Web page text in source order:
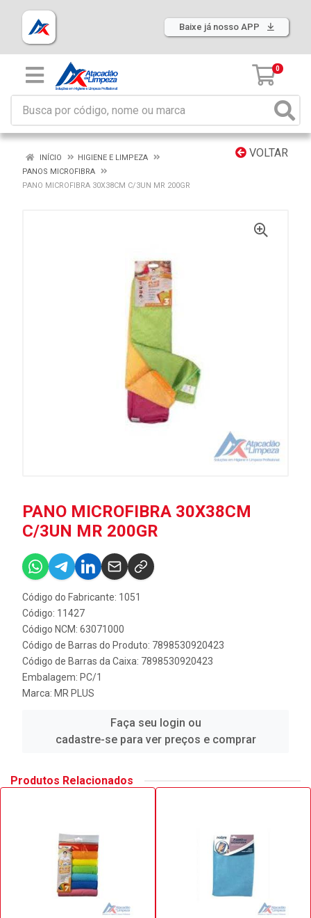
Baixe já nosso APP
0
VOLTAR
INÍCIO
HIGIENE E LIMPEZA
PANOS MICROFIBRA
PANO MICROFIBRA 30X38CM C/3UN MR 200GR
PANO MICROFIBRA 30X38CM
C/3UN MR 200GR
Código do Fabricante: 1051
Código: 11427
Código NCM: 63071000
Código de Barras do Produto: 7898530920423
Código de Barras da Caixa: 7898530920423
Embalagem: PC/1
Marca: MR PLUS
Faça seu login ou
cadastre-se para ver preços e comprar
Produtos Relacionados